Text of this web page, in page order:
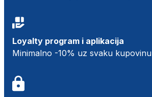
Loyalty program i aplikacija
Minimalno -10% uz svaku kupovinu